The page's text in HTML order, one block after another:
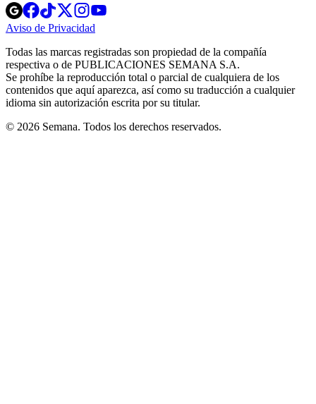
Opens
in
new
Opens
in
new
Opens
in
new
window
Opens
new
windowwindow
Aviso de Privacidad
new
window
Todas las marcas registradas son propiedad de la compañía
respectiva o de PUBLICACIONES SEMANA S.A.
Se prohíbe la reproducción total o parcial de cualquiera de los
contenidos que aquí aparezca, así como su traducción a cualquier
idioma sin autorización escrita por su titular.
© 2026 Semana. Todos los derechos reservados.